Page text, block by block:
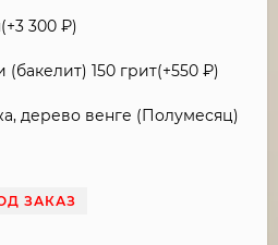
3 300 ₽)
(бакелит) 150 грит(+550 ₽)
дерево венге (Полумесяц)
ЗАКАЗ